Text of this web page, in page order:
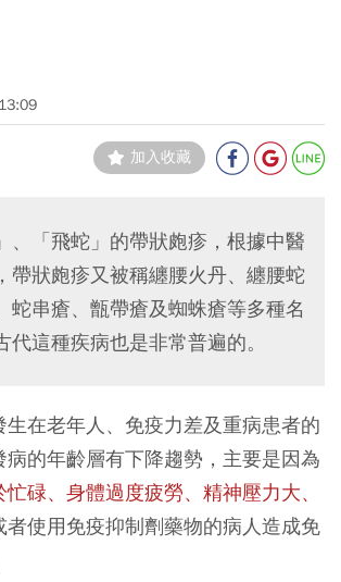
加入收藏
、「飛蛇」的帶狀皰疹，根據中醫
帶狀皰疹又被稱纏腰火丹、纏腰蛇
蛇串瘡、甑帶瘡及蜘蛛瘡等多種名
代這種疾病也是非常普遍的。
生在老年人、免疫力差及重病患者的
的年齡層有下降趨勢，主要是因為
碌、身體過度疲勞、精神壓力大、
者使用免疫抑制劑藥物的病人造成免